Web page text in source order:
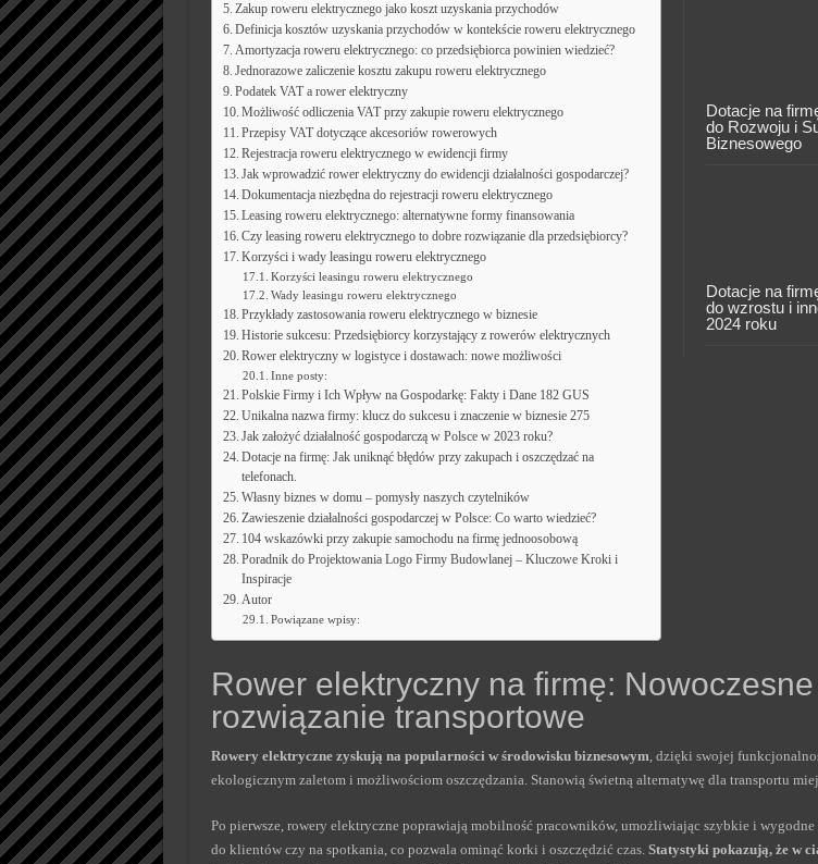
Dotacje na
do Rozwoju i
Biznesowego
Dotacje na
do wzrostu i
2024 roku
Zakup roweru elektrycznego jako koszt uzyskania przychodów
Definicja kosztów uzyskania przychodów w kontekście roweru elektrycznego
Amortyzacja roweru elektrycznego: co przedsiębiorca powinien wiedzieć?
Jednorazowe zaliczenie kosztu zakupu roweru elektrycznego
Podatek VAT a rower elektryczny
Możliwość odliczenia VAT przy zakupie roweru elektrycznego
Przepisy VAT dotyczące akcesoriów rowerowych
Rejestracja roweru elektrycznego w ewidencji firmy
Jak wprowadzić rower elektryczny do ewidencji działalności gospodarczej?
Dokumentacja niezbędna do rejestracji roweru elektrycznego
Leasing roweru elektrycznego: alternatywne formy finansowania
Czy leasing roweru elektrycznego to dobre rozwiązanie dla przedsiębiorcy?
Korzyści i wady leasingu roweru elektrycznego
Korzyści leasingu roweru elektrycznego
Wady leasingu roweru elektrycznego
Przykłady zastosowania roweru elektrycznego w biznesie
Historie sukcesu: Przedsiębiorcy korzystający z rowerów elektrycznych
Rower elektryczny w logistyce i dostawach: nowe możliwości
Inne posty:
Polskie Firmy i Ich Wpływ na Gospodarkę: Fakty i Dane 182 GUS
Unikalna nazwa firmy: klucz do sukcesu i znaczenie w biznesie 275
Jak założyć działalność gospodarczą w Polsce w 2023 roku?
Dotacje na firmę: Jak uniknąć błędów przy zakupach i oszczędzać na
telefonach.
Własny biznes w domu – pomysły naszych czytelników
Zawieszenie działalności gospodarczej w Polsce: Co warto wiedzieć?
104 wskazówki przy zakupie samochodu na firmę jednoosobową
Poradnik do Projektowania Logo Firmy Budowlanej – Kluczowe Kroki i
Inspiracje
Autor
Powiązane wpisy:
Rower elektryczny na firmę: Nowoczesne
rozwiązanie transportowe
Rowery elektryczne zyskują na popularności w środowisku biznesowym, dzięki swojej
ekologicznym zaletom i możliwościom oszczędzania. Stanowią świetną alternatywę dla transportu
Po pierwsze, rowery elektryczne poprawiają mobilność pracowników, umożliwiając szybkie i wygodne
do klientów czy na spotkania, co pozwala ominąć korki i oszczędzić czas. Statystyki pokazują, że w